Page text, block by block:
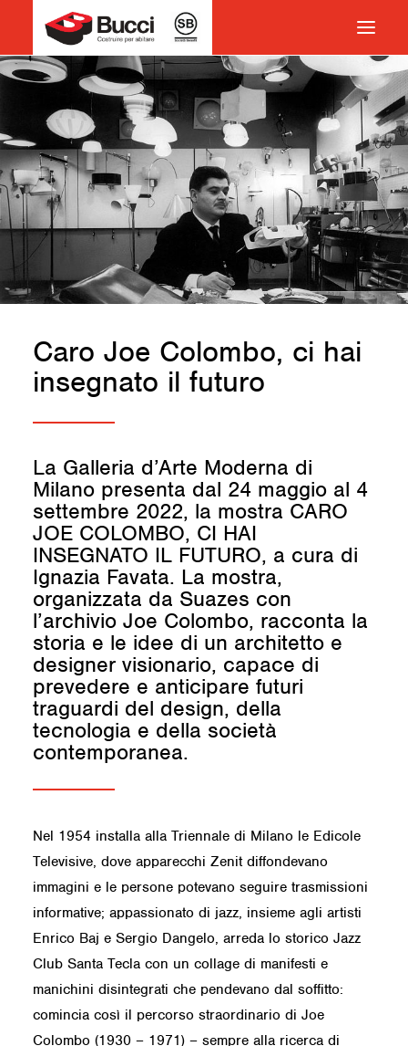
COSTRUIRE PER ABITARE
CHI SIAMO
COSA FACCIAMO
IMPEGNO PER IL TERRITORIO
CASE HISTORY
NEWS
VOCABOLARIO
RICERCA
Caro Joe Colombo, ci hai
insegnato il futuro
La Galleria d’Arte Moderna di
Milano presenta dal 24 maggio al 4
settembre 2022, la mostra CARO
JOE COLOMBO, CI HAI
INSEGNATO IL FUTURO, a cura di
Ignazia Favata. La mostra,
organizzata da Suazes con
l’archivio Joe Colombo, racconta la
storia e le idee di un architetto e
designer visionario, capace di
prevedere e anticipare futuri
traguardi del design, della
tecnologia e della società
contemporanea.
Nel 1954 installa alla Triennale di Milano le Edicole
Televisive, dove apparecchi Zenit diffondevano
immagini e le persone potevano seguire trasmissioni
informative; appassionato di jazz, insieme agli artisti
Enrico Baj e Sergio Dangelo, arreda lo storico Jazz
Club Santa Tecla con un collage di manifesti e
manichini disintegrati che pendevano dal soffitto:
comincia così il percorso straordinario di Joe
Colombo (1930 – 1971) – sempre alla ricerca di